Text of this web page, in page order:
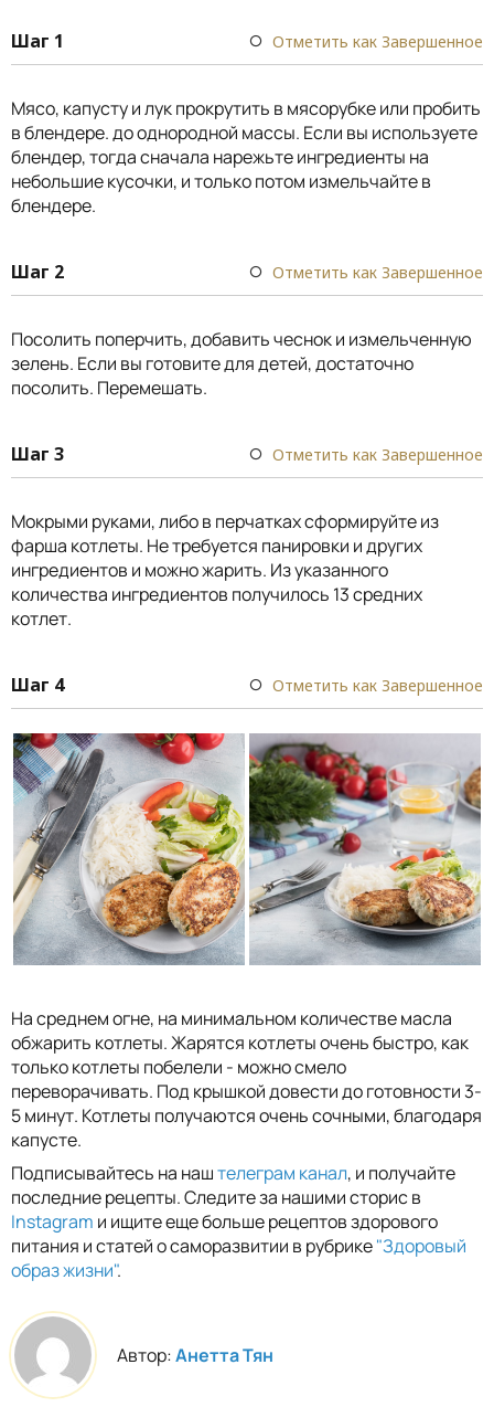
Шаг 1 Отметить как Завершенное
Мясо, капусту и лук прокрутить в мясорубке или пробить
в блендере. до однородной массы. Если вы используете
блендер, тогда сначала нарежьте ингредиенты на
небольшие кусочки, и только потом измельчайте в
блендере.
Шаг 2 Отметить как Завершенное
Посолить поперчить, добавить чеснок и измельченную
зелень. Если вы готовите для детей, достаточно
посолить. Перемешать.
Шаг 3 Отметить как Завершенное
Мокрыми руками, либо в перчатках сформируйте из
фарша котлеты. Не требуется панировки и других
ингредиентов и можно жарить. Из указанного
количества ингредиентов получилось 13 средних
котлет.
Шаг 4 Отметить как Завершенное
На среднем огне, на минимальном количестве масла
обжарить котлеты. Жарятся котлеты очень быстро, как
только котлеты побелели - можно смело
переворачивать. Под крышкой довести до готовности 3-
5 минут. Котлеты получаются очень сочными, благодаря
капусте.
Подписывайтесь на наштелеграм канал, и получайте
последние рецепты. Следите за нашими сторис в
Instagram и ищите еще больше рецептов здорового
питания и статей о саморазвитии в рубрике"Здоровый
образ жизни".
Автор:Анетта Тян